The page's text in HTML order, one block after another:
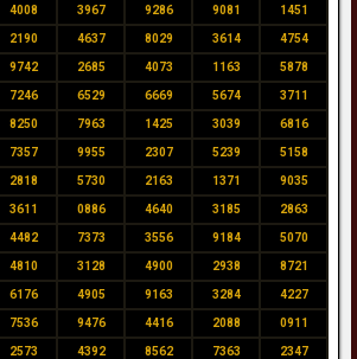
4008 3967 9286 9081 1451
2190 4637 8029 3614 4754
9742 2685 4073 1163 5878
7246 6529 6669 5674 3711
8250 7963 1425 3039 6816
7357 9955 2307 5239 5158
2818 5730 2163 1371 9035
3611 0886 4640 3185 2863
4482 7373 3556 9184 5070
4810 3128 4900 2938 8721
6176 4905 9163 3284 4227
7536 9476 4416 2088 0911
2573 4392 8562 7363 2347